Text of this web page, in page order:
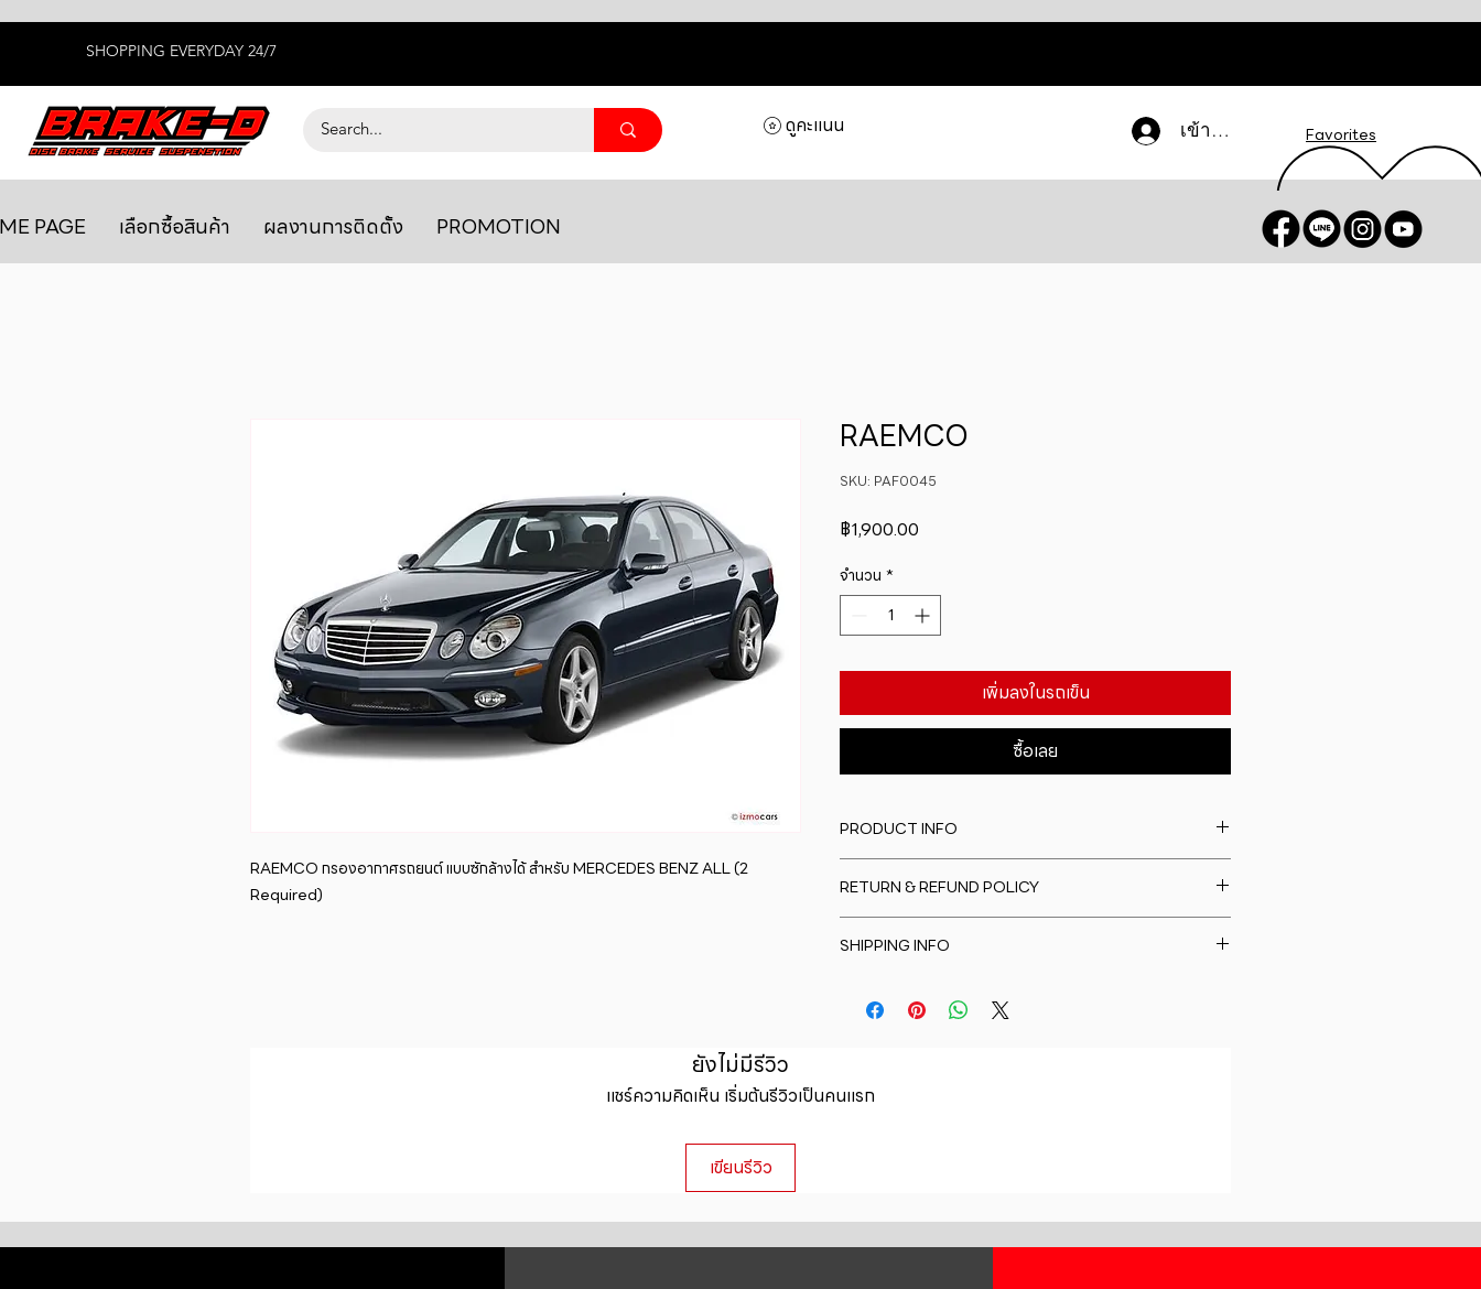
SHOPPING EVERYDAY 24/7
เข้าสู่ระบบ Favorites
ดูคะแนน
PAGE เลือกซื้อสินค้า ผลงานการติดตั้ง PROMOTION
RAEMCO กรองอากาศรถยนต์ แบบซักล้างได้ สำหรับ MERCEDES BENZ ALL (2
Required)
RAEMCO
SKU: PAF0045
฿1,900.00
จำนวน *
เพิ่มลงในรถเข็น
ซื้อเลย
PRODUCT INFO
information about your product such as sizing,
material, care and cleaning instructions. This is also a
great space to write what makes this product
RETURN & REFUND POLICY
to let your customers know what to do in case they
straightforward refund or exchange policy is a great
way to build trust and reassure your customers that
SHIPPING INFO
information about your shipping methods,
can buy from you with confidence.
ยังไม่มีรีวิว
แชร์ความคิดเห็น เริ่มต้นรีวิวเป็นคนแรก
เขียนรีวิว